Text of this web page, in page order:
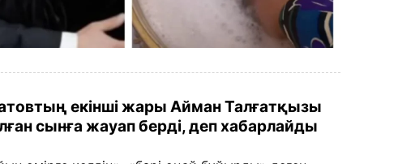
екінші жары Айман Талғатқызы
сынға жауап берді, деп хабарлайды